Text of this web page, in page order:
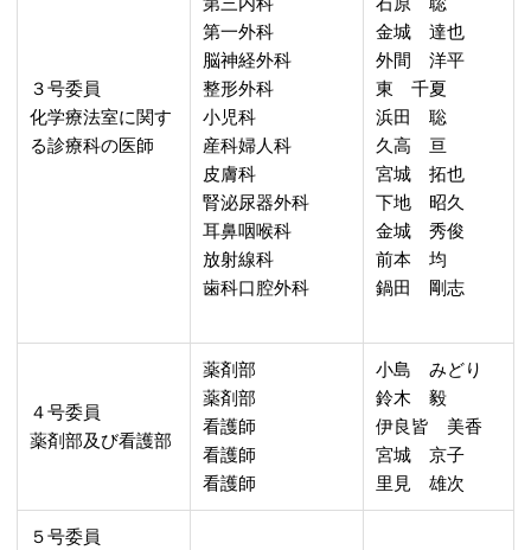
３号委員
化学療法室に関す
る診療科の医師
第一外科
脳神経外科
整形外科
小児科
産科婦人科
皮膚科
腎泌尿器外科
耳鼻咽喉科
放射線科
歯科口腔外科
金城 達也
外間 洋平
東 千夏
浜田 聡
久高 亘
宮城 拓也
下地 昭久
金城 秀俊
前本 均
鍋田 剛志
４号委員
薬剤部及び看護部
薬剤部
薬剤部
看護師
看護師
看護師
小島 みどり
鈴木 毅
伊良皆 美香
宮城 京子
里見 雄次
５号委員